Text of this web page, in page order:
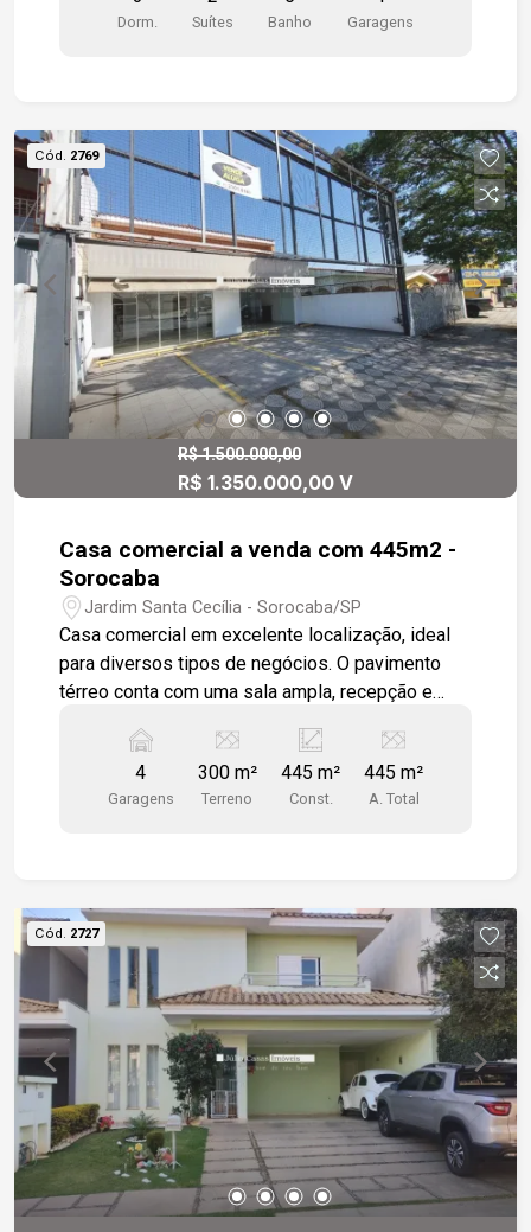
agendar uma visita?
Dorm. Suítes Banho Garagens
Cód. 2769
R$ 1.500.000,00
R$ 1.350.000,00 V
Casa comercial a venda com 445m2 -
Sorocaba
Jardim Santa Cecília - Sorocaba/SP
Casa comercial em excelente localização, ideal
para diversos tipos de negócios. O pavimento
térreo conta com uma sala ampla, recepção e
versátil e funcional. No pavimento superior,
encontram-se seis dormitórios, incluindo uma
suíte, duas salas adicionais e um banheiro social.
clientes e colaboradores. Gostaria de saber mais
informações ou agendar uma visita?
4
Garagens
300 m²
Terreno
445 m²
Const.
445 m²
A. Total
Cód. 2727